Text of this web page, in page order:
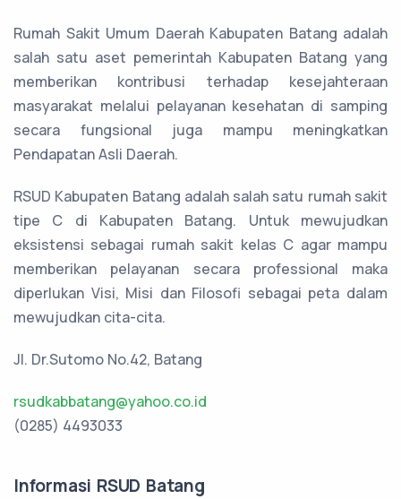
Rumah Sakit Umum Daerah Kabupaten Batang adalah
salah satu aset pemerintah Kabupaten Batang yang
memberikan kontribusi terhadap kesejahteraan
masyarakat melalui pelayanan kesehatan di samping
secara fungsional juga mampu meningkatkan
Pendapatan Asli Daerah.
RSUD Kabupaten Batang adalah salah satu rumah sakit
tipe C di Kabupaten Batang. Untuk mewujudkan
eksistensi sebagai rumah sakit kelas C agar mampu
memberikan pelayanan secara professional maka
diperlukan Visi, Misi dan Filosofi sebagai peta dalam
mewujudkan cita-cita.
Jl. Dr.Sutomo No.42, Batang
rsudkabbatang@yahoo.co.id
(0285) 4493033
Informasi RSUD Batang